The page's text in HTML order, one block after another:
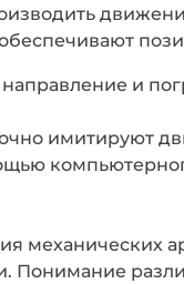
и
имитируют
механических
Понимание